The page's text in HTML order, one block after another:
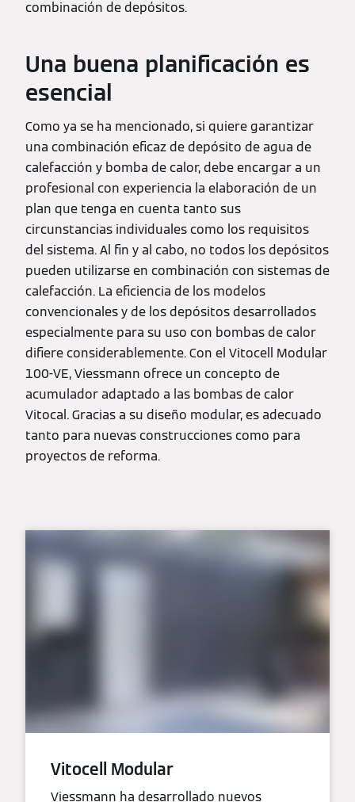
combinación de depósitos.
Una buena planificación es
esencial
Como ya se ha mencionado, si quiere garantizar
una combinación eficaz de depósito de agua de
calefacción y bomba de calor, debe encargar a un
profesional con experiencia la elaboración de un
plan que tenga en cuenta tanto sus
circunstancias individuales como los requisitos
del sistema. Al fin y al cabo, no todos los depósitos
pueden utilizarse en combinación con sistemas de
calefacción. La eficiencia de los modelos
convencionales y de los depósitos desarrollados
especialmente para su uso con bombas de calor
difiere considerablemente. Con el Vitocell Modular
100-VE, Viessmann ofrece un concepto de
acumulador adaptado a las bombas de calor
Vitocal. Gracias a su diseño modular, es adecuado
tanto para nuevas construcciones como para
proyectos de reforma.
Vitocell Modular
Viessmann ha desarrollado nuevos